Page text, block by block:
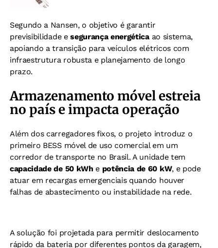
Segundo a Nansen, o objetivo é garantir
previsibilidade esegurança energéticaao sistema,
apoiando a transição para veículos elétricos com
infraestrutura robusta e planejamento de longo
prazo.
Armazenamento móvel estreia
no país e impacta operação
Além dos carregadores fixos, o projeto introduz o
primeiro BESS móvel de uso comercial em um
corredor de transporte no Brasil. A unidade tem
capacidade de 50 kWh e potência de 60 kW, e pode
atuar em recargas emergenciais quando houver
falhas de abastecimento ou instabilidade na rede.
A solução foi projetada para permitir deslocamento
rápido da bateria por diferentes pontos da garagem,